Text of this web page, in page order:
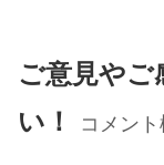
ご意見やご
い！
コメント